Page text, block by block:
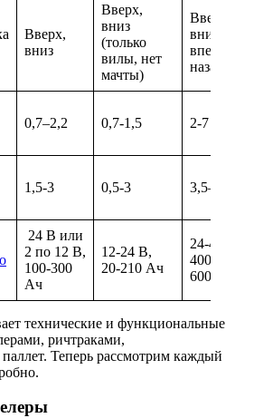
Вверх,
вниз
Вверх,
вниз
(только
вилы, нет
мачты)
Вверх,
вниз,
вперед,
назад.
0,7–2,2 0,7-1,5 2-7
1,5-3 0,5-3 3,5–14
24 В или
2 по 12 В,
100-300
Ач
12-24 В,
20-210 Ач
24-48 В,
400-
600Ач
технические и функциональные
ричтраками,
Теперь рассмотрим каждый